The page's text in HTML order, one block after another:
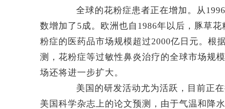
全球的花粉症患者正在增加。从1996
数增加了5成。欧洲也自1986年以后，豚草
粉症的医药品市场规模超过2000亿日元。根
测，花粉症等过敏性鼻炎治疗的全球市场规
场还将进一步扩大。
美国的研发活动尤为活跃，目前正在
美国科学杂志上的论文预测，由于气温和降